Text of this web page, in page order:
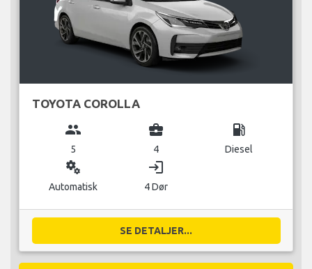
TOYOTA COROLLA
group
5
business_center
4
local_gas_station
Diesel
miscellaneous_services
Automatisk
login
4 Dør
SE DETALJER...